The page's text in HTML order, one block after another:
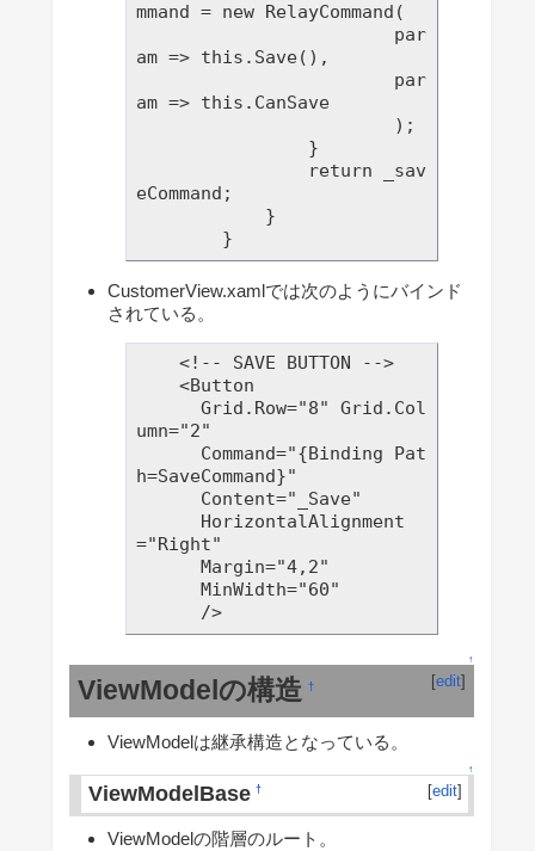
mmand = new RelayCommand(
am => this.Save(),
am => this.CanSave
eCommand;
CustomerView.xamlでは次のようにバインド
されている。
umn="2"
h=SaveCommand}"
="Right"
      />
↑
ViewModelの構造 † [edit]
ViewModelは継承構造となっている。
↑
ViewModelBase † [edit]
ViewModelの階層のルート。